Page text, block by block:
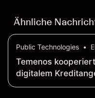
Ähnliche
Public Technologies •
Temenos
digitalem